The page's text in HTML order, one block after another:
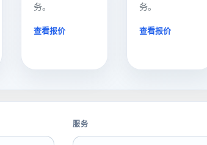
务。
查看报价
务。
查看报价
服务